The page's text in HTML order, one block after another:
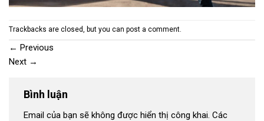
Trackbacks are closed, but you can post a comment.
← Previous
Next →
Bình luận
Email của bạn sẽ không được hiển thị công khai. Các